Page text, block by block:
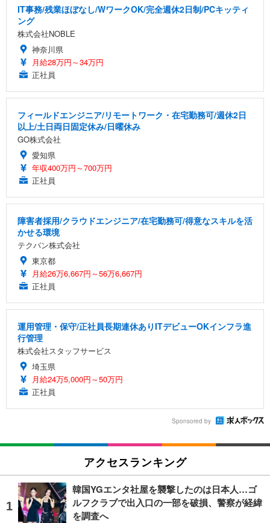
IT事務/残業ほぼなし/WワークOK/完全週休2日制/PCキッティ
ング
株式会社NOBLE
神奈川県
月給28万円～34万円
正社員
フィールドエンジニア/リモートワーク・在宅勤務可/週休2日
以上/土日両日固定休み/日曜休み
GO株式会社
愛知県
年収400万円～700万円
正社員
障害者採用/クラウドエンジニア/在宅勤務可/得意なスキルを活
かせる環境
テクバン株式会社
東京都
月給26万6,667円～56万6,667円
正社員
運用管理・保守/正社員長期連休ありITデビューOKインフラ進
行管理
株式会社スタッフサービス
埼玉県
月給24万5,000円～50万円
正社員
Sponsored by
アクセスランキング
韓国YGエンタ社屋を襲撃したのは日本人…ゴ
ルフクラブで出入口の一部を破損、警察が経緯
を調査へ